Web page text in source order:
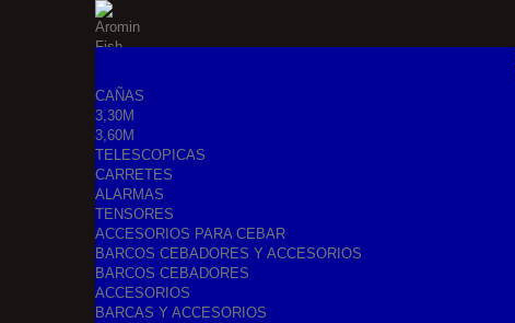
CAÑAS
3,30M
3,60M
TELESCOPICAS
CARRETES
ALARMAS
TENSORES
ACCESORIOS PARA CEBAR
BARCOS CEBADORES Y ACCESORIOS
BARCOS CEBADORES
ACCESORIOS
BARCAS Y ACCESORIOS